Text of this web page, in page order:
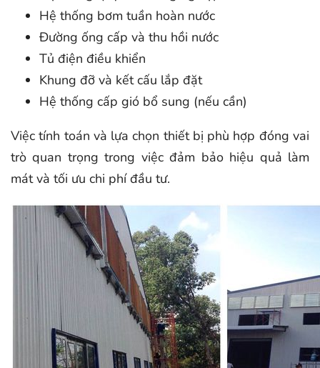
Hệ thống bơm tuần hoàn nước
Đường ống cấp và thu hồi nước
Tủ điện điều khiển
Khung đỡ và kết cấu lắp đặt
Hệ thống cấp gió bổ sung (nếu cần)
Việc tính toán và lựa chọn thiết bị phù hợp đóng vai
trò quan trọng trong việc đảm bảo hiệu quả làm
mát và tối ưu chi phí đầu tư.